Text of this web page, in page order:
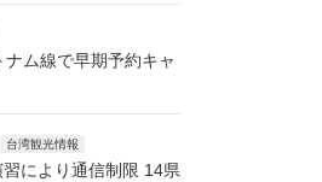
ム線で早期予約キャ
台湾観光情報
により通信制限 14県